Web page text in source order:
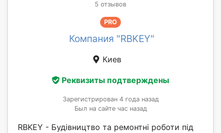
5 отзывов
PRO
Компания "RBKEY"
Киев
Реквизиты подтверждены
Зарегистрирован 4 года назад
Был на сайте час назад
RBKEY - Будівництво та ремонтні роботи під